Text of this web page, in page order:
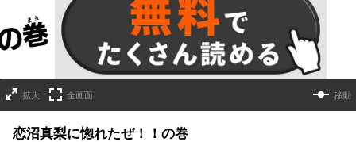
詳細ページへのリンク
拡大 全画面 移動
恋沼真梨に惚れたぜ！！の巻